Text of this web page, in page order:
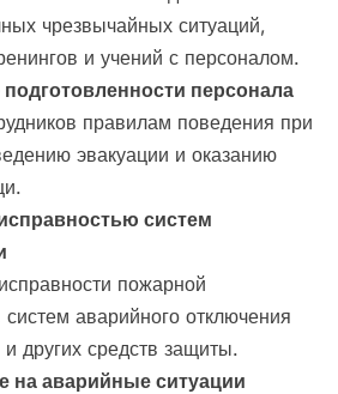
чрезвычайных ситуаций,
и учений с персоналом.
персонала
правилам поведения при
эвакуации и оказанию
систем
пожарной
систем аварийного отключения
других средств защиты.
на аварийные ситуации